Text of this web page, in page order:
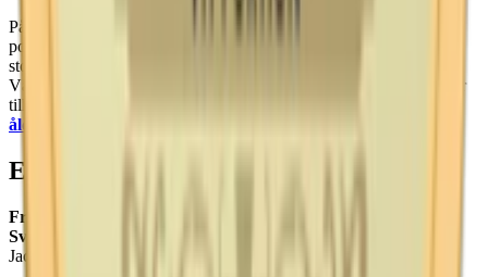
På Snuset.se kan du köpa alla tre varianter av Ettan: lössnus,
portionssnus, white portion. Köp antingen enstaka dosor eller en
stock.
Välj sedan om du vill få ditt snus levererat till din dörr, en box eller
till ett utlämningsställe nära dig.
ålderskontroll
Ettan – frågor och svar om snuset
Fråga: Vad är Ettan snus?
Svar:
Jacob Fredrik Ljunglöf.